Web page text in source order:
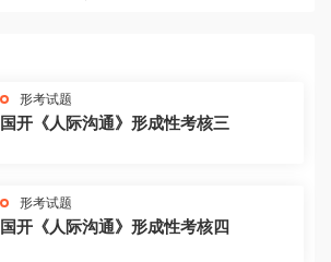
形考试题
国开《人际沟通》形成性考核三
形考试题
国开《人际沟通》形成性考核四